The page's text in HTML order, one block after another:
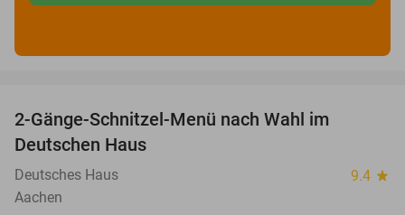
2-Gänge-Schnitzel-Menü nach Wahl im
Deutschen Haus
Deutsches Haus 9.4 star
Aachen